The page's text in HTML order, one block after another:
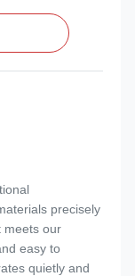
precisely
meets our
easy to
quietly and